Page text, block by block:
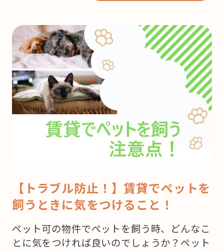
【トラブル防止！】賃貸でペットを
飼うときに気をつけること！
ペット可の物件でペットを飼う時、どんなこ
とに気をつければ良いのでしょうか？ペット